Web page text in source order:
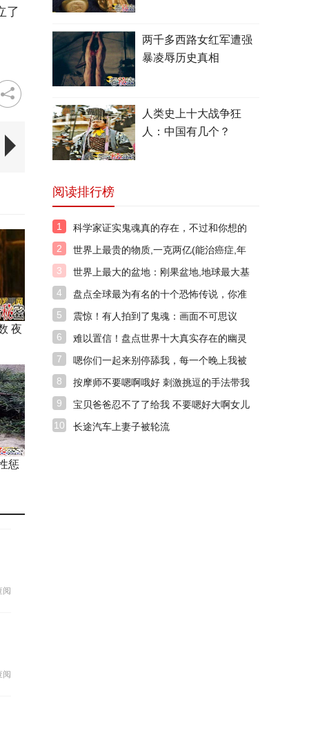
了
夜
惩
阅
阅
两千多西路女红军遭强
暴凌辱历史真相
人类史上十大战争狂
人：中国有几个？
阅读排行榜
1
科学家证实鬼魂真的存在，不过和你想的
不太一样！
2
世界上最贵的物质,一克两亿(能治癌症,年
产0.025克)
3
世界上最大的盆地：刚果盆地,地球最大基
因库之一
4
盘点全球最为有名的十个恐怖传说，你准
备好了吗？
5
震惊！有人拍到了鬼魂：画面不可思议
6
难以置信！盘点世界十大真实存在的幽灵
7
嗯你们一起来别停舔我，每一个晚上我被
很多人舔了下面。
8
按摩师不要嗯啊哦好 刺激挑逗的手法带我
上天
9
宝贝爸爸忍不了了给我 不要嗯好大啊女儿
好痛
10 长途汽车上妻子被轮流